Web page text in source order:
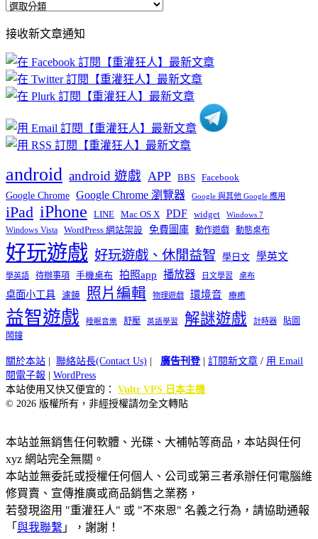
全
文
章
分
類
接收新文章通知
android android 遊戲 APP BBS Facebook
Google Chrome Google Chrome 瀏覽器 Google 與其他 Google 應用
iPad iPhone LINE Mac OS X PDF widget Windows 7
Windows Vista WordPress 網站架設 免費圖庫 動作遊戲 動態桌布
好玩遊戲 好玩遊戲、休閒益智 學日文 學英文
學英語 待辦事項 手機桌布 拍照app 播放器 日文學習 桌布
桌面小工具 濾鏡 照片編輯 物理遊戲 環境音 療癒
益智遊戲 睡眠音樂 舒壓 英語學習 解謎遊戲 計時器
貼圖
鬧鐘
關於本站 聯絡站長(Contact Us) 廣告刊登| 訂閱新文章 / 用 Email
閱電子報
WordPress
本站使用又快又便宜的： Vultr VPS 日本主機
© 2026 版權所有，非經授權請勿全文轉貼
本站並無銷售任何軟體、光碟、大補帖等商品，本站與任何
xyz 網站完全無關。
本站並無委託或授權任何個人、公司或第三者承辦任何電腦維
修買賣、宣傳推廣或商品銷售之業務，
若發現盜用 "重灌狂人" 或 "不來恩" 名義之行為，請協助通報
「 與我聯繫 」，謝謝！